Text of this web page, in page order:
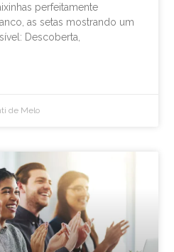
perfeitamente
as setas mostrando um
Descoberta,
de Melo